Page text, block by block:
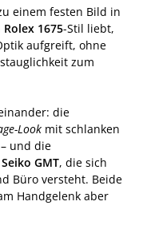
einem festen Bild in
Rolex 1675-Stil liebt,
aufgreift, ohne
zum
die
Look mit schlanken
und die
Seiko GMT, die sich
Büro versteht. Beide
Handgelenk aber